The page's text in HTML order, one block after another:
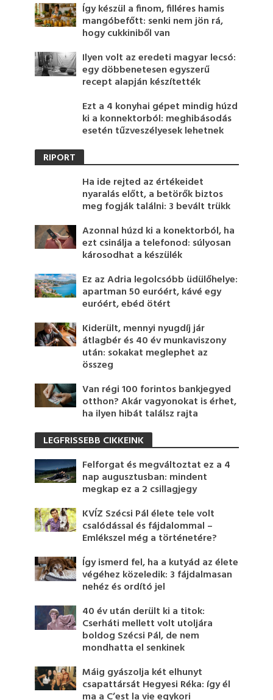
Így készül a finom, filléres hamis
mangóbefőtt: senki nem jön rá,
hogy cukkiniből van
Ilyen volt az eredeti magyar lecsó:
egy döbbenetesen egyszerű
recept alapján készítették
Ezt a 4 konyhai gépet mindig húzd
ki a konnektorból: meghibásodás
esetén tűzveszélyesek lehetnek
RIPORT
Ha ide rejted az értékeidet
nyaralás előtt, a betörők biztos
meg fogják találni: 3 bevált trükk
Azonnal húzd ki a konektorból, ha
ezt csinálja a telefonod: súlyosan
károsodhat a készülék
Ez az Adria legolcsóbb üdülőhelye:
apartman 50 euróért, kávé egy
euróért, ebéd ötért
Kiderült, mennyi nyugdíj jár
átlagbér és 40 év munkaviszony
után: sokakat meglephet az
összeg
Van régi 100 forintos bankjegyed
otthon? Akár vagyonokat is érhet,
ha ilyen hibát találsz rajta
LEGFRISSEBB CIKKEINK
Felforgat és megváltoztat ez a 4
nap augusztusban: mindent
megkap ez a 2 csillagjegy
KVÍZ Szécsi Pál élete tele volt
csalódással és fájdalommal –
Emlékszel még a történetére?
Így ismerd fel, ha a kutyád az élete
végéhez közeledik: 3 fájdalmasan
nehéz és ordító jel
40 év után derült ki a titok:
Cserháti mellett volt utoljára
boldog Szécsi Pál, de nem
mondhatta el senkinek
Máig gyászolja két elhunyt
csapattársát Hegyesi Réka: így él
ma a C’est la vie egykori